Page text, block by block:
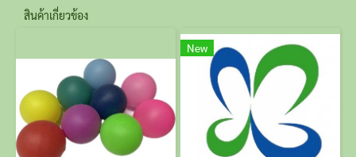
สินค้าเกี่ยวข้อง
New